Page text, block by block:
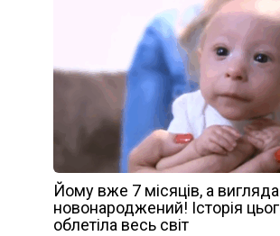
Йому вже 7 місяців, а
новонароджений! Історія
облетіла весь світ